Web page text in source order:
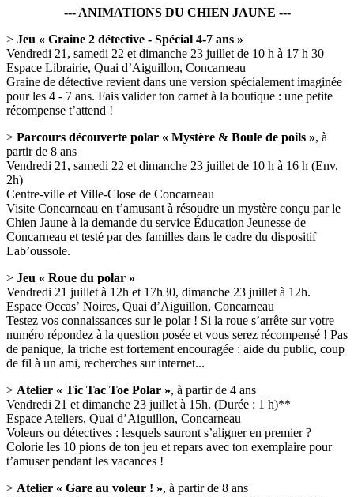
--- ANIMATIONS DU CHIEN JAUNE ---
> Jeu « Graine 2 détective - Spécial 4-7 ans »
Vendredi 21, samedi 22 et dimanche 23 juillet de 10 h à 17 h 30
Espace Librairie, Quai d’Aiguillon, Concarneau
Graine de détective revient dans une version spécialement imaginée
pour les 4 - 7 ans. Fais valider ton carnet à la boutique : une petite
récompense t’attend !
> Parcours découverte polar « Mystère & Boule de poils », à
partir de 8 ans
Vendredi 21, samedi 22 et dimanche 23 juillet de 10 h à 16 h (Env.
2h)
Centre-ville et Ville-Close de Concarneau
Visite Concarneau en t’amusant à résoudre un mystère conçu par le
Chien Jaune à la demande du service Éducation Jeunesse de
Concarneau et testé par des familles dans le cadre du dispositif
Lab’oussole.
> Jeu « Roue du polar »
Vendredi 21 juillet à 12h et 17h30, dimanche 23 juillet à 12h.
Espace Occas’ Noires, Quai d’Aiguillon, Concarneau
Testez vos connaissances sur le polar ! Si la roue s’arrête sur votre
numéro répondez à la question posée et vous serez récompensé ! Pas
de panique, la triche est fortement encouragée : aide du public, coup
de fil à un ami, recherches sur internet...
> Atelier « Tic Tac Toe Polar », à partir de 4 ans
Vendredi 21 et dimanche 23 juillet à 15h. (Durée : 1 h)**
Espace Ateliers, Quai d’Aiguillon, Concarneau
Voleurs ou détectives : lesquels sauront s’aligner en premier ?
Colorie les 10 pions de ton jeu et repars avec ton exemplaire pour
t’amuser pendant les vacances !
> Atelier « Gare au voleur ! », à partir de 8 ans